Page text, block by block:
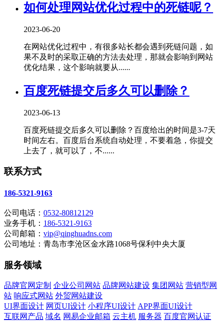
如何处理网站优化过程中的死链呢？
2023-06-20
在网站优化过程中，有很多站长都会遇到死链问题，如
果不及时的采取正确的方法去处理，那就会影响到网站
优化结果，这个影响就要从......
百度死链提交后多久可以删除？
2023-06-13
百度死链提交后多久可以删除？百度给出的时间是3-7天
时间左右。百度后台系统自动处理，不要着急，你提交
上去了，就可以了，不......
联系方式
186-5321-9163
公司电话： 0532-80812129
业务手机： 186-5321-9163
公司邮箱： vip@qinghuadns.com
公司地址：青岛市李沧区金水路1068号保利中央大厦
服务领域
品牌官网定制 企业公司网站 品牌网站建设 集团网站 营销型网
站 响应式网站 外贸网站建设
UI界面设计 网页UI设计 小程序UI设计 APP界面UI设计
互联网产品 域名 网易企业邮箱 云主机 服务器 百度官网认证